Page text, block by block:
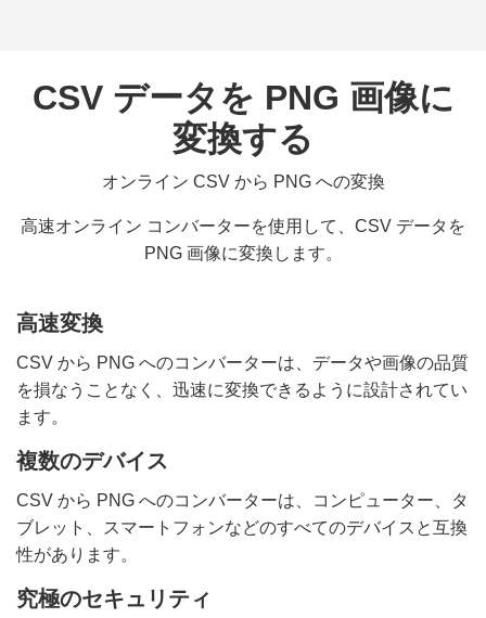
CSV データを PNG 画像に
変換する
オンライン CSV から PNG への変換
高速オンライン コンバーターを使用して、CSV データを
PNG 画像に変換します。
高速変換
CSV から PNG へのコンバーターは、データや画像の品質
を損なうことなく、迅速に変換できるように設計されてい
ます。
複数のデバイス
CSV から PNG へのコンバーターは、コンピューター、タ
ブレット、スマートフォンなどのすべてのデバイスと互換
性があります。
究極のセキュリティ